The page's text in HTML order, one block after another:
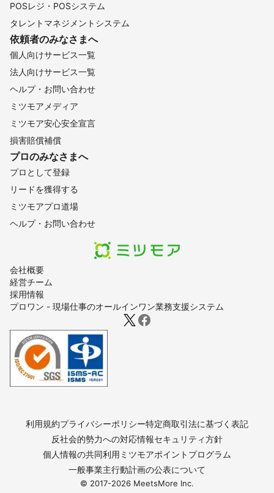
会社概要
経営チーム
採用情報
プロワン - 現場仕事のオールインワン業務支援システム
POSレジ・POSシステム
タレントマネジメントシステム
依頼者のみなさまへ
個人向けサービス一覧
法人向けサービス一覧
ヘルプ・お問い合わせ
ミツモアメディア
ミツモア安心安全宣言
損害賠償補償
プロのみなさまへ
プロとして登録
リードを獲得する
ミツモアプロ道場
ヘルプ・お問い合わせ
利用規約プライバシーポリシー特定商取引法に基づく表記
反社会的勢力への対応情報セキュリティ方針
個人情報の共同利用 ミツモアポイントプログラム
一般事業主行動計画の公表について
© 2017-2026 MeetsMore Inc.